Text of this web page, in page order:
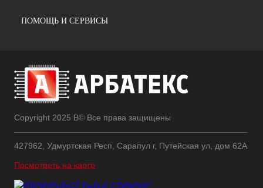
ПОМОЩЬ И СЕРВИСЫ
Copyright 2025 В© Все права защищены
427962, Удмуртская Респ, Сарапул г, Путейская ул, дом 62А
Посмотреть на карте